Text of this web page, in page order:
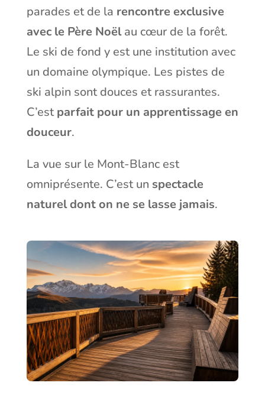
parades et de la rencontre exclusive
avec le Père Noëlau cœur de la forêt.
Le ski de fond y est une institution avec
un domaine olympique. Les pistes de
ski alpin sont douces et rassurantes.
C’estparfait pour un apprentissage en
douceur.
La vue sur le Mont-Blanc est
omniprésente. C’est un spectacle
naturel dont on ne se lasse jamais.